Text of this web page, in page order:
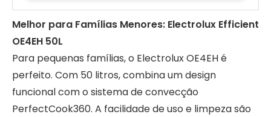
Melhor para Famílias Menores: Electrolux Efficient
OE4EH 50L
Para pequenas famílias, o Electrolux OE4EH é
perfeito. Com 50 litros, combina um design
funcional com o sistema de convecção
PerfectCook360. A facilidade de uso e limpeza são